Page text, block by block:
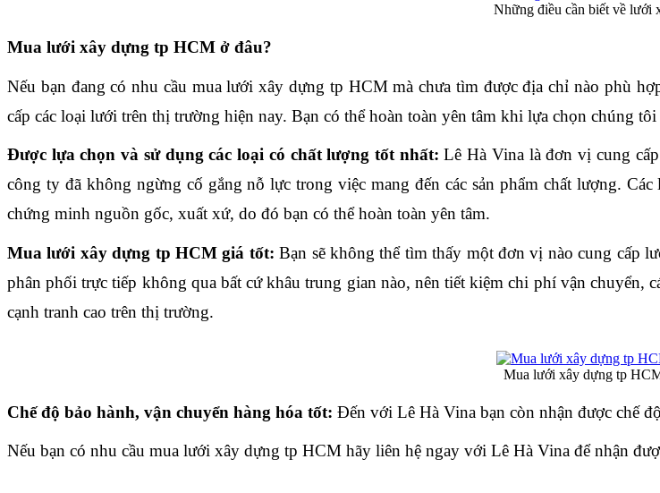
Những điều cần biết về lưới
Mua lưới xây dựng tp HCM ở đâu?
Nếu bạn đang có nhu cầu mua lưới xây dựng tp HCM mà chưa tìm được địa chỉ nào phù
cấp các loại lưới trên thị trường hiện nay. Bạn có thể hoàn toàn yên tâm khi lựa chọn chúng
Được lựa chọn và sử dụng các loại có chất lượng tốt nhất: Lê Hà Vina là đơn vị cung
công ty đã không ngừng cố gắng nỗ lực trong việc mang đến các sản phẩm chất lượng.
chứng minh nguồn gốc, xuất xứ, do đó bạn có thể hoàn toàn yên tâm.
Mua lưới xây dựng tp HCM giá tốt: Bạn sẽ không thể tìm thấy một đơn vị nào cung cấp
phân phối trực tiếp không qua bất cứ khâu trung gian nào, nên tiết kiệm chi phí vận
cạnh tranh cao trên thị trường.
Mua lưới xây dựng tp
Chế độ bảo hành, vận chuyển hàng hóa tốt: Đến với Lê Hà Vina bạn còn nhận được chế
Nếu bạn có nhu cầu mua lưới xây dựng tp HCM hãy liên hệ ngay với Lê Hà Vina để nhận